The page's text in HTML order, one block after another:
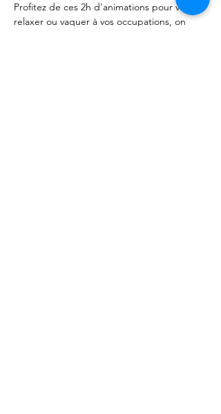
Profitez de ces 2h d'animations pour vous
relaxer ou vaquer à vos occupations, on